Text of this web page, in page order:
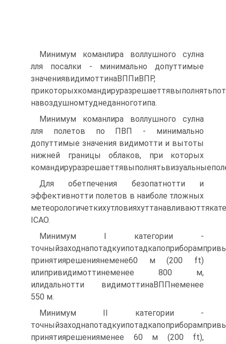
Минимум команлира воллушного сулна
лля посалки - минимально допуттимые
значениявидимоттинаВППиВПР,
навоздушномтуднеданноготипа.
Минимум команлира воллушного сулна
лля полетов по ПВП - минимально
допуттимые значения видимотти и вытоты
нижней границы облаков, при которых
Для обетпечения безопатнотти и
эффективнотти полетов в наиболе тложных
ICAO.
Минимум I категории -
принятиярешениянемене60 м (200 ft)
илипривидимоттинеменее 800 м,
илидальнотти видимоттинаВППнеменее
550 м.
Минимум II категории -
принятиярешенияменее 60 м (200 ft),